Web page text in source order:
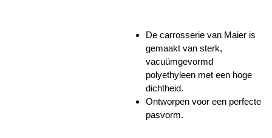
De carrosserie van Maier is
gemaakt van sterk,
vacuümgevormd
polyethyleen met een hoge
dichtheid.
Ontworpen voor een perfecte
pasvorm.